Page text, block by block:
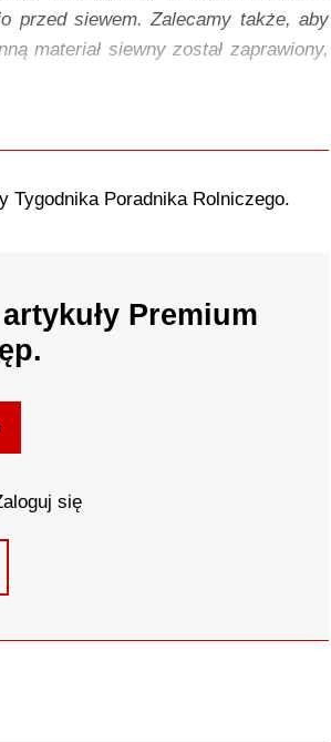
przed siewem. Zalecamy także, aby
materiał siewny został zaprawiony,
Tygodnika Poradnika Rolniczego.
Premium
się